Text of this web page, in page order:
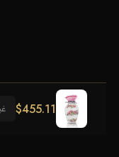
$455.11